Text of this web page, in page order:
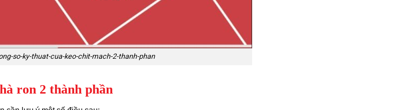
so-ky-thuat-cua-keo-chit-mach-2-thanh-phan
ron 2 thành phần